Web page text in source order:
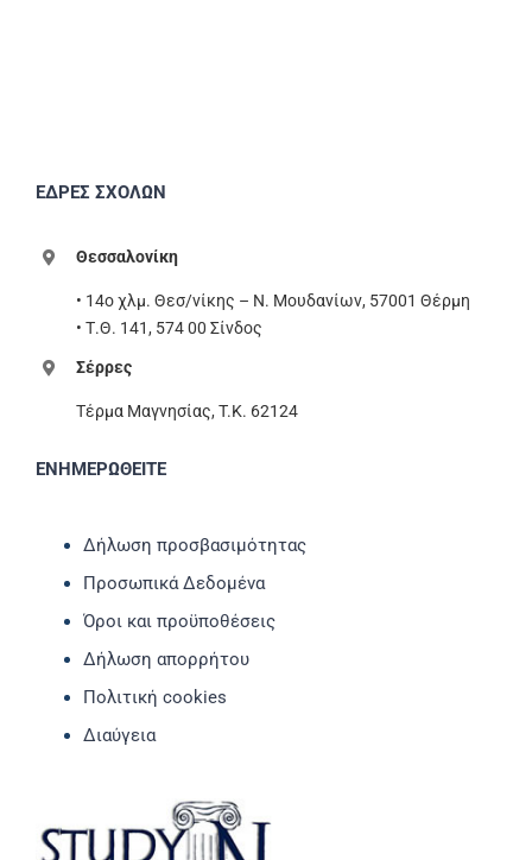
ΕΔΡΕΣ ΣΧΟΛΩΝ
Θεσσαλονίκη
• 14ο χλμ. Θεσ/νίκης – Ν. Μουδανίων, 57001 Θέρμη
• Τ.Θ. 141, 574 00 Σίνδος
Σέρρες
Τέρμα Μαγνησίας, T.K. 62124
ΕΝΗΜΕΡΩΘΕΙΤΕ
Δήλωση προσβασιμότητας
Προσωπικά Δεδομένα
Όροι και προϋποθέσεις
Δήλωση απορρήτου
Πολιτική cookies
Διαύγεια